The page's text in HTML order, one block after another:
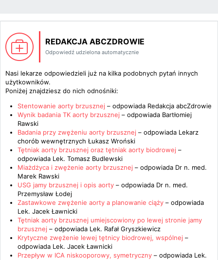
REDAKCJA ABCZDROWIE
Odpowiedź udzielona automatycznie
Nasi lekarze odpowiedzieli już na kilka podobnych pytań innych
użytkowników.
Poniżej znajdziesz do nich odnośniki:
Stentowanie aorty brzusznej – odpowiada Redakcja abcZdrowie
Wynik badania TK aorty brzusznej – odpowiada Bartłomiej
Rawski
Badania przy zwężeniu aorty brzusznej – odpowiada Lekarz
chorób wewnętrznych Łukasz Wroński
Tętniak aorty brzusznej oraz tętniak aorty biodrowej –
odpowiada Lek. Tomasz Budlewski
Miażdżyca i zwężenie aorty brzusznej – odpowiada Dr n. med.
Marek Rawski
USG jamy brzusznej i opis aorty – odpowiada Dr n. med.
Przemysław Łodej
Zastawkowe zwężenie aorty a planowanie ciąży – odpowiada
Lek. Jacek Ławnicki
Tętniak aorty brzusznej umiejscowiony po lewej stronie jamy
brzusznej – odpowiada Lek. Rafał Gryszkiewicz
Krytyczne zwężenie lewej tętnicy biodrowej, wspólnej –
odpowiada Lek. Jacek Ławnicki
Przepływ w ICA niskooporowy, symetryczny – odpowiada Lek.